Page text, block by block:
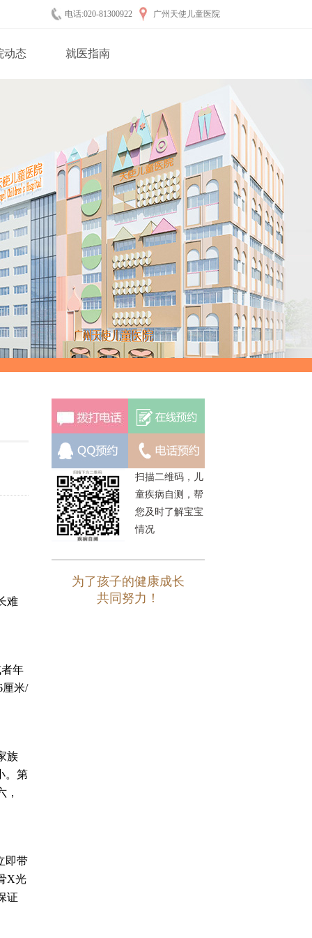
广州天使儿童医院
电话:020-81300922
动态 就医指南
难
年
厘米/
族
。第
，
即带
X光
证
扫描二维码，儿
童疾病自测，帮
您及时了解宝宝
情况
为了孩子的健康成长
共同努力！